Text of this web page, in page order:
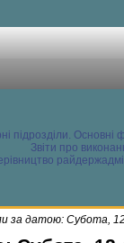
підрозділи. Основні
Звіти про
за датою: Субота,